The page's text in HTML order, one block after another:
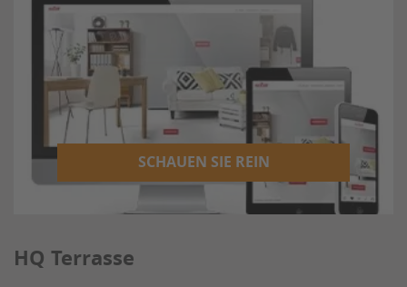
SCHAUEN SIE REIN
HQ Terrasse